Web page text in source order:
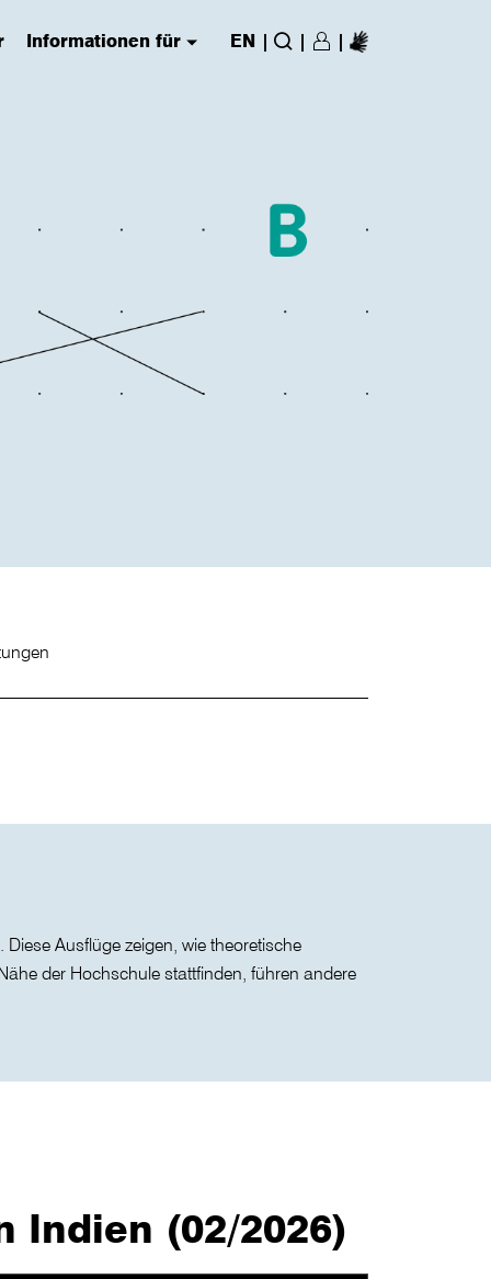
Informationen für
(has submenu) EN | Suche
| Login/Register
|
Ausflüge zeigen, wie theoretische
der Hochschule stattfinden, führen andere
Indien (02/2026)